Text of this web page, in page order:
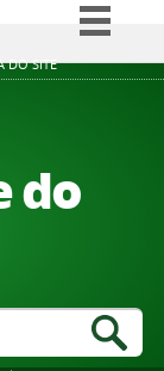
DO SITE
do